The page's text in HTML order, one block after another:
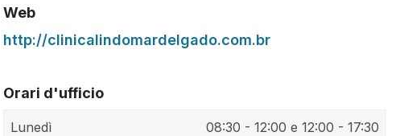
Web
http://clinicalindomardelgado.com.br
Orari d'ufficio
Lunedì 08:30 - 12:00 e 12:00 - 17:30